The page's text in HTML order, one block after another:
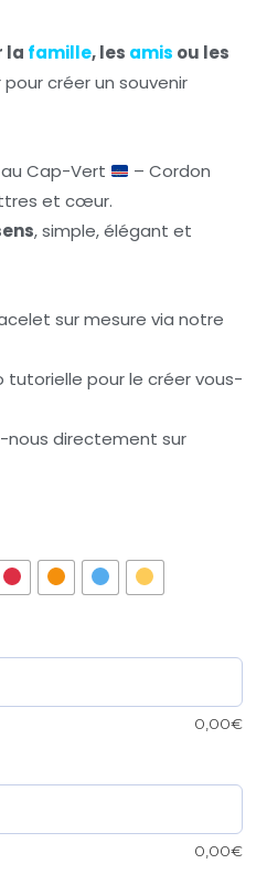
la famille, les amis ou les
créer un souvenir
Cap-Vert
– Cordon
et cœur.
, simple, élégant et
sur mesure via notre
tutorielle pour le créer vous-
nous directement sur
0,00€
0,00€